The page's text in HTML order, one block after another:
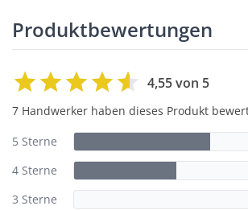
Produktbewertungen
4,55 von 5
7 Handwerker haben dieses Produkt
5 Sterne
4 Sterne
3 Sterne